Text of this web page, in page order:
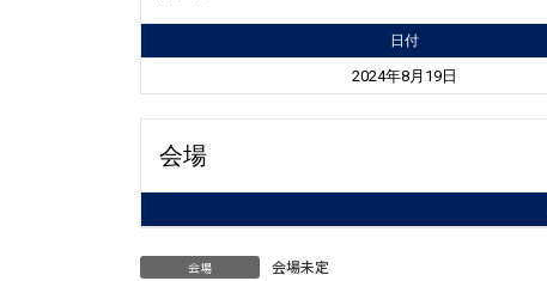
日付
2024年8月19日
会場
会場 会場未定